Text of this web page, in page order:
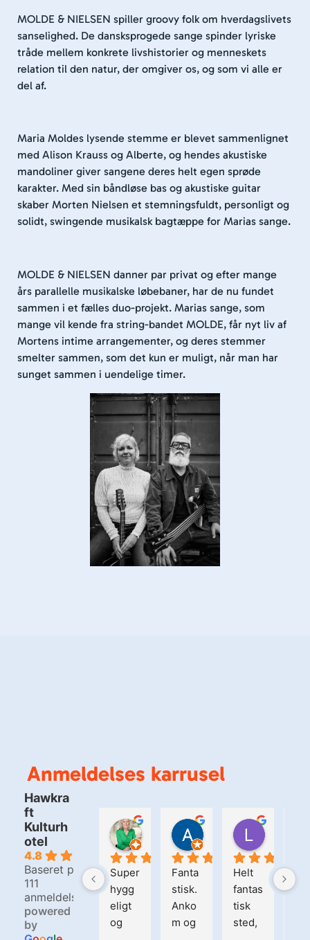
MOLDE & NIELSEN spiller groovy folk om hverdagslivets
sanselighed. De dansksprogede sange spinder lyriske
tråde mellem konkrete livshistorier og menneskets
relation til den natur, der omgiver os, og som vi alle er
del af.
Maria Moldes lysende stemme er blevet sammenlignet
med Alison Krauss og Alberte, og hendes akustiske
mandoliner giver sangene deres helt egen sprøde
karakter. Med sin båndløse bas og akustiske guitar
skaber Morten Nielsen et stemningsfuldt, personligt og
solidt, swingende musikalsk bagtæppe for Marias sange.
MOLDE & NIELSEN danner par privat og efter mange
års parallelle musikalske løbebaner, har de nu fundet
sammen i et fælles duo-projekt. Marias sange, som
mange vil kende fra string-bandet MOLDE, får nyt liv af
Mortens intime arrangementer, og deres stemmer
smelter sammen, som det kun er muligt, når man har
sunget sammen i uendelige timer.
Anmeldelses karrusel
Hawkra
ft
Kulturh
otel
4.8
Baseret på
111
anmeldelser
powered
by
Bjarne Christensen
4 dage siden
Venli
pakke
Kirsten Matzen
1 uge siden
Super
hygg
eligt
og
Alain Samne
2 uger siden
Fanta
stisk.
Anko
m og
Helt
fantas
tisk
sted,